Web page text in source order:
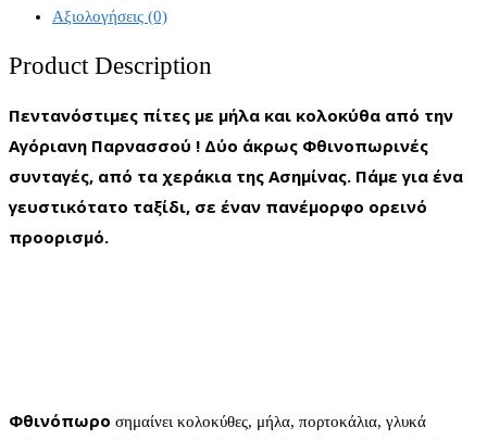
Αξιολογήσεις (0)
Product Description
Πεντανόστιμες πίτες με μήλα και κολοκύθα από την
Αγόριανη Παρνασσού ! Δύο άκρως Φθινοπωρινές
συνταγές, από τα χεράκια της Ασημίνας. Πάμε για ένα
γευστικότατο ταξίδι, σε έναν πανέμορφο ορεινό
προορισμό.
Φθινόπωρο σημαίνει κολοκύθες, μήλα, πορτοκάλια, γλυκά